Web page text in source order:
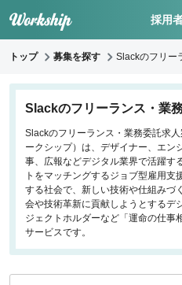
採用
トップ 募集を探す Slackのフリー
Slackのフリーランス・業
Slackのフリーランス・業務委託求
ークシップ）は、デザイナー、エン
事、広報などデジタル業界で活躍す
トをマッチングするジョブ型雇用
する社会で、新しい技術や仕組みづ
会や技術革新に貢献しようとするデ
ジェクトホルダーなど「運命の仕事
サービスです。
キーワードで探す
職種
フロントエンドエンジ
バックエンドエンジニア
インフラエンジニア
iOS/Androidアプリエン
データサイエンティスト